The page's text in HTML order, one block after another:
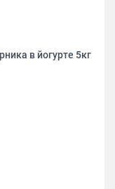
в йогурте 5кг